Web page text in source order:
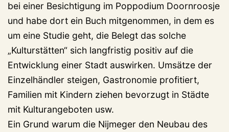
bei einer Besichtigung im Poppodium Doornroosje
und habe dort ein Buch mitgenommen, in dem es
um eine Studie geht, die Belegt das solche
„Kulturstätten“ sich langfristig positiv auf die
Entwicklung einer Stadt auswirken. Umsätze der
Einzelhändler steigen, Gastronomie profitiert,
Familien mit Kindern ziehen bevorzugt in Städte
mit Kulturangeboten usw.
Ein Grund warum die Nijmeger den Neubau des